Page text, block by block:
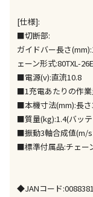
午前9時
出荷いた
ただし、
ため、通
また、日
は、休業
設置工事
お見積商
[仕様]:
■切断部:
ガイドバー長さ
ェーン形式:80TXL-26E
■電源(v):直流10.8
■1充電あたりの作
■本機寸法(mm):長
■質量(kg):1.4(バッ
■振動3軸合成値(m/
■標準付属品:チェー
◆JANコード